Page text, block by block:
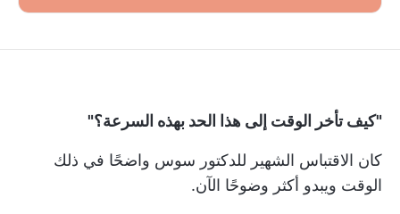
"كيف تأخر الوقت إلى هذا الحد بهذه السرعة؟"
كان الاقتباس الشهير للدكتور سوس واضحًا في ذلك
الوقت ويبدو أكثر وضوحًا الآن.